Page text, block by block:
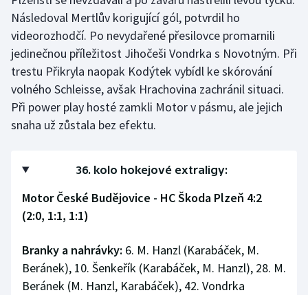
Následoval Mertlův korigující gól, potvrdil ho
videorozhodčí. Po nevydařené přesilovce promarnili
jedinečnou příležitost Jihočeši Vondrka s Novotným. Při
trestu Přikryla naopak Kodýtek vybídl ke skórování
volného Schleisse, avšak Hrachovina zachránil situaci.
Při power play hosté zamkli Motor v pásmu, ale jejich
snaha už zůstala bez efektu.
36. kolo hokejové extraligy:
Motor České Budějovice - HC Škoda Plzeň 4:2
(2:0, 1:1, 1:1)
Branky a nahrávky: 6. M. Hanzl (Karabáček, M.
Beránek), 10. Šenkeřík (Karabáček, M. Hanzl), 28. M.
Beránek (M. Hanzl, Karabáček), 42. Vondrka